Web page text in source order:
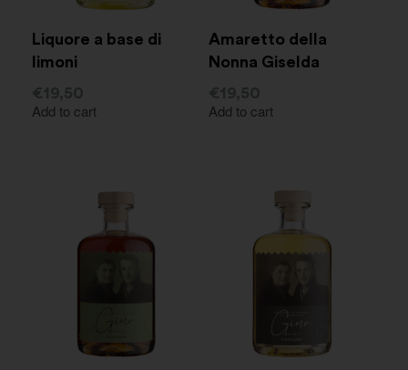
Liquore a base di
limoni
Add to cart
Amaretto della
Nonna Giselda
Add to cart